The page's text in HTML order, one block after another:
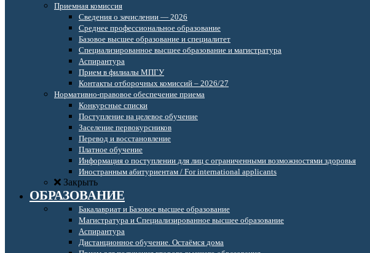
Приемная комиссия
Сведения о зачислении — 2026
Среднее профессиональное образование
Базовое высшее образование и специалитет
Специализированное высшее образование и магистратура
Аспирантура
Прием в филиалы МПГУ
Контакты отборочных комиссий – 2026/27
Нормативно-правовое обеспечение приема
Конкурсные списки
Поступление на целевое обучение
Заселение первокурсников
Перевод и восстановление
Платное обучение
Информация о поступлении для лиц с ограниченными возможностями здоровья
Иностранным абитуриентам / For international applicants
Закрыть
ОБРАЗОВАНИЕ
Бакалавриат и Базовое высшее образование
Магистратура и Специализированное высшее образование
Аспирантура
Дистанционное обучение. Остаёмся дома